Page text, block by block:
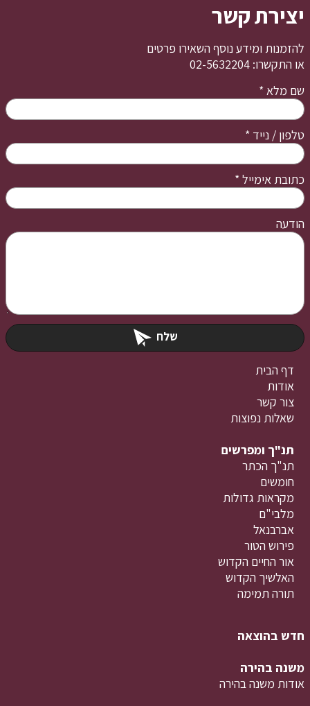
יצירת קשר
להזמנות ומידע נוסף השאירו פרטים
או התקשרו: 02-5632204
שם מלא *
טלפון / נייד *
כתובת אימייל *
הודעה
שלח
דף הבית
אודות
צור קשר
שאלות נפוצות
תנ"ך ומפרשים
תנ"ך הכתר
חומשים
מקראות גדולות
מלבי"ם
אברבנאל
פירוש הטור
אור החיים הקדוש
האלשיך הקדוש
תורה תמימה
חדש בהוצאה
משנה בהירה
אודות משנה בהירה